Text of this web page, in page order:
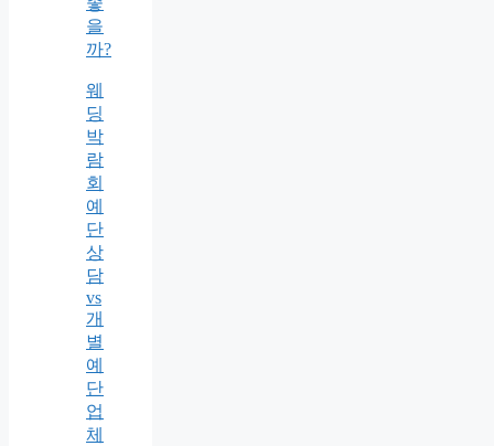
을
까?
웨
딩
박
람
회
예
단
상
담
vs
개
별
예
단
업
체